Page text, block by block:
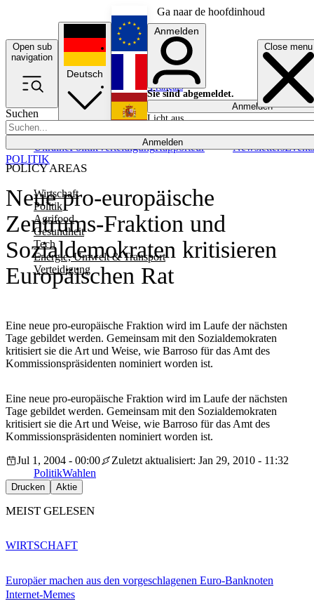
Ga naar de hoofdinhoud
Open sub
navigation
Close menu
Suchen
Anmelden
POLICY AREAS
Wirtschaft
Politik
Agrifood
Gesundheit
Tech
Energie, Umwelt & Transport
Verteidigung
UkrainePolitikVerteidigungRapporteur NewslettersEvents
Deutsch
English
Français
Anmelden
Sie sind abgemeldet.
Anmelden
Licht aus
Neue pro-europäische
Zentrums-Fraktion und
Sozialdemokraten kritisieren
Europäischen Rat
Eine neue pro-europäische Fraktion wird im Laufe der nächsten
Tage gebildet werden. Gemeinsam mit den Sozialdemokraten
kritisiert sie die Art und Weise, wie Barroso für das Amt des
Kommissionspräsidenten nominiert worden ist.
POLITIK
Eine neue pro-europäische Fraktion wird im Laufe der nächsten
Tage gebildet werden. Gemeinsam mit den Sozialdemokraten
kritisiert sie die Art und Weise, wie Barroso für das Amt des
Kommissionspräsidenten nominiert worden ist.
Jul 1, 2004 - 00:00
Zuletzt aktualisiert: Jan 29, 2010 - 11:32
PolitikWahlen
Drucken Aktie
MEIST GELESEN
Europäer machen aus den vorgeschlagenen Euro-Banknoten
Internet-Memes
WIRTSCHAFT